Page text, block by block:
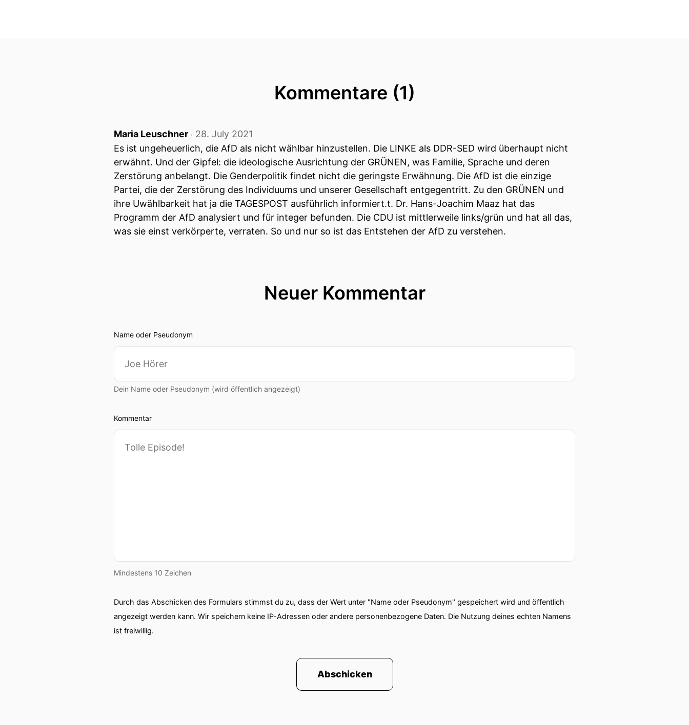
Kommentare (1)
Maria Leuschner ‧ 28. July 2021
Es ist ungeheuerlich, die AfD als nicht wählbar hinzustellen. Die LINKE als DDR-SED wird überhaupt nicht
erwähnt. Und der Gipfel: die ideologische Ausrichtung der GRÜNEN, was Familie, Sprache und deren
Zerstörung anbelangt. Die Genderpolitik findet nicht die geringste Erwähnung. Die AfD ist die einzige
Partei, die der Zerstörung des Individuums und unserer Gesellschaft entgegentritt. Zu den GRÜNEN und
ihre Uwählbarkeit hat ja die TAGESPOST ausführlich informiert.t. Dr. Hans-Joachim Maaz hat das
Programm der AfD analysiert und für integer befunden. Die CDU ist mittlerweile links/grün und hat all das,
was sie einst verkörperte, verraten. So und nur so ist das Entstehen der AfD zu verstehen.
Neuer Kommentar
Name oder Pseudonym
Dein Name oder Pseudonym (wird öffentlich angezeigt)
Kommentar
Mindestens 10 Zeichen
Durch das Abschicken des Formulars stimmst du zu, dass der Wert unter "Name oder Pseudonym" gespeichert wird und öffentlich
angezeigt werden kann. Wir speichern keine IP-Adressen oder andere personenbezogene Daten. Die Nutzung deines echten Namens
ist freiwillig.
Abschicken